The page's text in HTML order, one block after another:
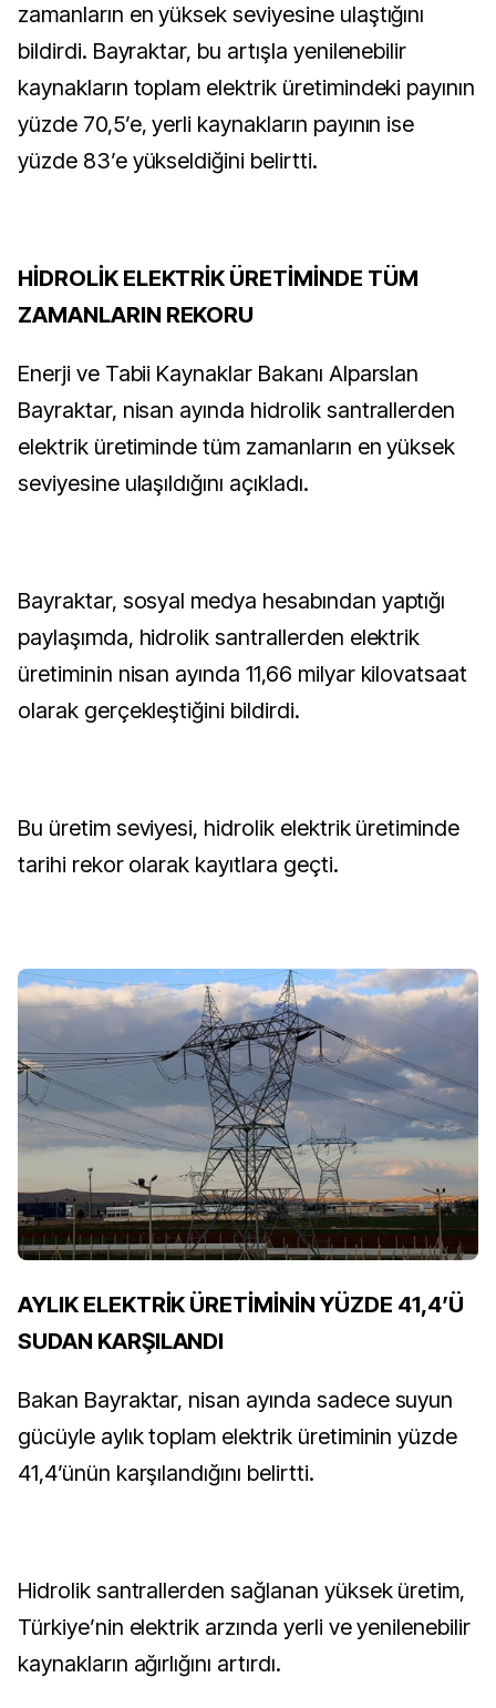
zamanların en yüksek seviyesine ulaştığını
bildirdi. Bayraktar, bu artışla yenilenebilir
kaynakların toplam elektrik üretimindeki payının
yüzde 70,5’e, yerli kaynakların payının ise
yüzde 83’e yükseldiğini belirtti.
HİDROLİK ELEKTRİK ÜRETİMİNDE TÜM
ZAMANLARIN REKORU
Enerji ve Tabii Kaynaklar Bakanı Alparslan
Bayraktar, nisan ayında hidrolik santrallerden
elektrik üretiminde tüm zamanların en yüksek
seviyesine ulaşıldığını açıkladı.
Bayraktar, sosyal medya hesabından yaptığı
paylaşımda, hidrolik santrallerden elektrik
üretiminin nisan ayında 11,66 milyar kilovatsaat
olarak gerçekleştiğini bildirdi.
Bu üretim seviyesi, hidrolik elektrik üretiminde
tarihi rekor olarak kayıtlara geçti.
AYLIK ELEKTRİK ÜRETİMİNİN YÜZDE 41,4’Ü
SUDAN KARŞILANDI
Bakan Bayraktar, nisan ayında sadece suyun
gücüyle aylık toplam elektrik üretiminin yüzde
41,4’ünün karşılandığını belirtti.
Hidrolik santrallerden sağlanan yüksek üretim,
Türkiye’nin elektrik arzında yerli ve yenilenebilir
kaynakların ağırlığını artırdı.